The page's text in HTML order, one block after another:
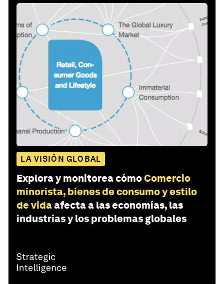
LA VISIÓN GLOBAL
Explora y monitorea cómoComercio
minorista, bienes de consumo y estilo
de vidaafecta a las economías, las
industrias y los problemas globales